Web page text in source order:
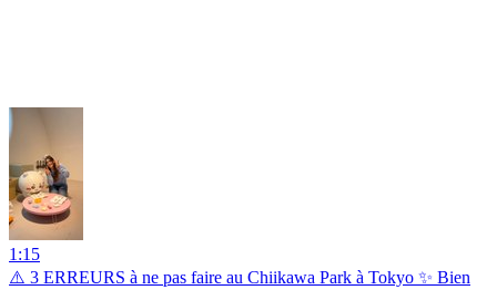
1:15
⚠️ 3 ERREURS à ne pas faire au Chiikawa Park à Tokyo ✨ Bien